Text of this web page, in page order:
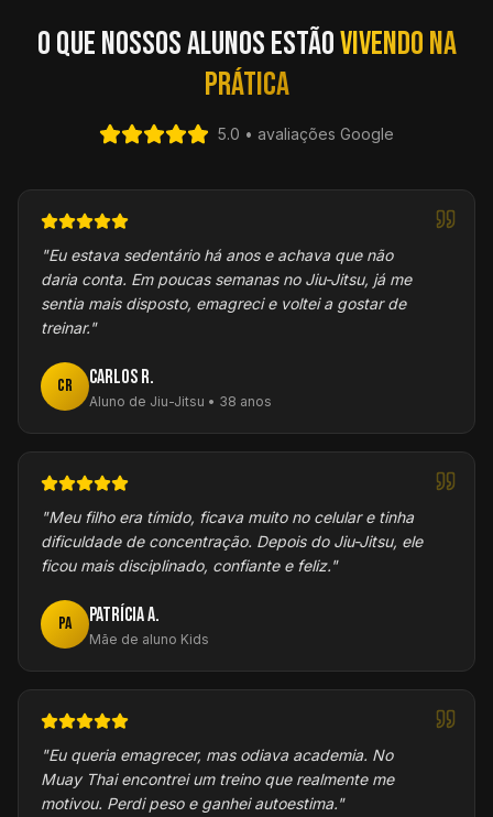
O que nossos alunos estãovivendo na
prática
5.0 • avaliações Google
"Eu estava sedentário há anos e achava que não
daria conta. Em poucas semanas no Jiu-Jitsu, já me
sentia mais disposto, emagreci e voltei a gostar de
treinar."
CR Carlos R.
Aluno de Jiu-Jitsu • 38 anos
"Meu filho era tímido, ficava muito no celular e tinha
dificuldade de concentração. Depois do Jiu-Jitsu, ele
ficou mais disciplinado, confiante e feliz."
PA Patrícia A.
Mãe de aluno Kids
"Eu queria emagrecer, mas odiava academia. No
Muay Thai encontrei um treino que realmente me
motivou. Perdi peso e ganhei autoestima."